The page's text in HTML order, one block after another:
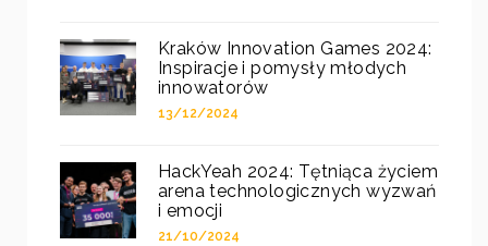
Kraków Innovation Games 2024:
Inspiracje i pomysły młodych
innowatorów
13/12/2024
HackYeah 2024: Tętniąca życiem
arena technologicznych wyzwań
i emocji
21/10/2024